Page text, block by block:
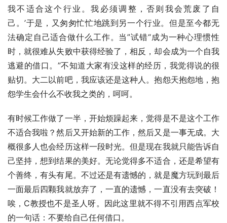
我不适合这个行业。我必须调整，否则我会荒废了自
己。’于是，又匆匆忙忙地跳到另一个行业。但是至今都无
法确定自己适合做什么工作。当”试错“成为一种心理惯性
时，就很难从失败中获得经验了，相反，却会成为一个自我
逃避的借口。”不知道大家有没这样的经历，我觉得说的很
贴切。大二以前吧，我应该还是这种人。抱怨天抱怨地，抱
怨学生会什么不收我之类的，呵呵。
有时候工作做了一半，开始烦躁起来，觉得是不是这个工作
不适合我啦？然后又开始新的工作，然后又是一事无成。大
概很多人也会经历这样一段时光。但是现在我就只能告诉自
己坚持，想到结果的美好。无论觉得多不适合，还是希望有
个善终，有头有尾。不过还是有遗憾的，就是魔方玩到最后
一面最后四颗我就放弃了，一直的遗憾，一直没有去突破！
唉，C教授也不是圣人呀。因此这里就不得不引用西点军校
的一句话：不要给自己任何借口。